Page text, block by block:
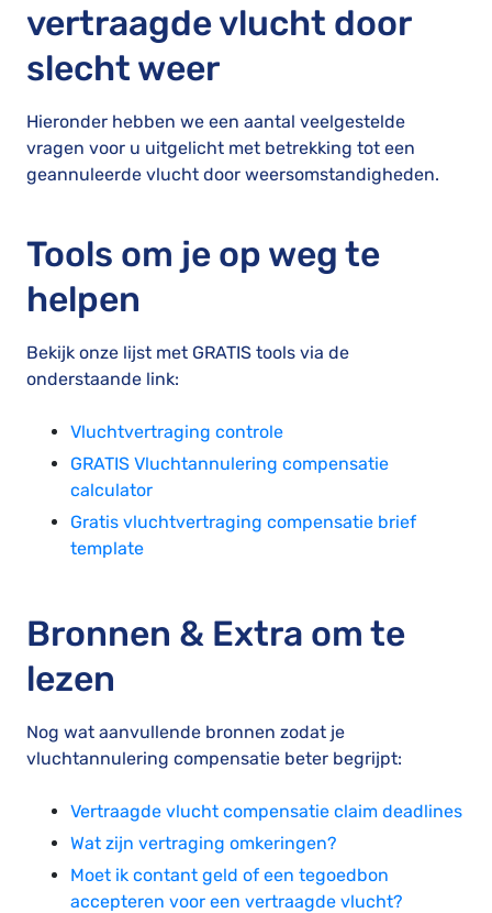
vertraagde vlucht door
slecht weer
Hieronder hebben we een aantal veelgestelde
vragen voor u uitgelicht met betrekking tot een
geannuleerde vlucht door weersomstandigheden.
Tools om je op weg te
helpen
Bekijk onze lijst met GRATIS tools via de
onderstaande link:
Vluchtvertraging controle
GRATIS Vluchtannulering compensatie
calculator
Gratis vluchtvertraging compensatie brief
template
Bronnen & Extra om te
lezen
Nog wat aanvullende bronnen zodat je
vluchtannulering compensatie beter begrijpt:
Vertraagde vlucht compensatie claim deadlines
Wat zijn vertraging omkeringen?
Moet ik contant geld of een tegoedbon
accepteren voor een vertraagde vlucht?